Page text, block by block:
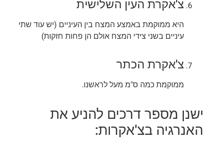
צ'אקרת העין השלישית
היא ממוקמת באמצע המצח בין העיניים (יש עוד שתי
עיניים בשני צידי המצח אולם הן פחות חזקות)
צ'אקרת הכתר
ממוקמת כמה ס"מ מעל לראשנו.
ישנן מספר דרכים להניע את
האנרגיה בצ'אקרות: